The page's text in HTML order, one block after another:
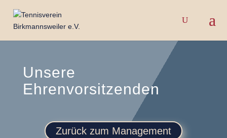
Unsere
Ehrenvorsitzenden
Zurück zum Management